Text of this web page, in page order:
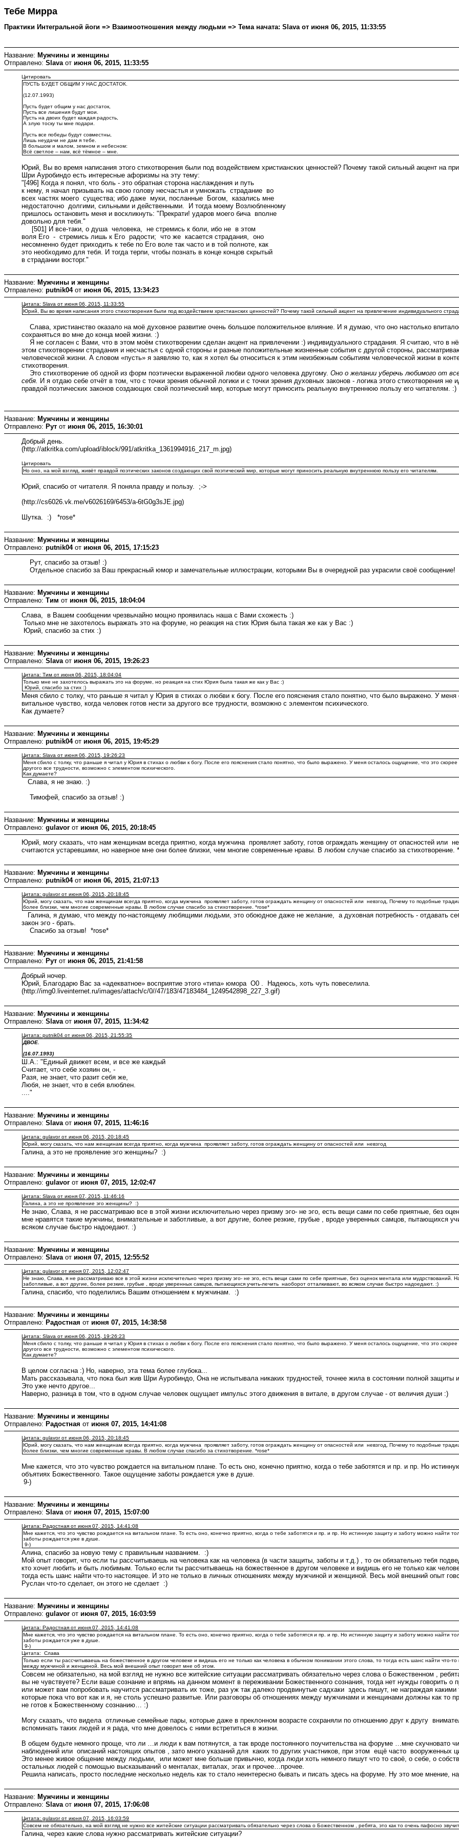
Тебе Мирра
Практики Интегральной йоги => Взаимоотношения между людьми => Тема начата: Slava от июня 06, 2015, 11:33:55
Название: Мужчины и женщины
Отправлено: Slava от июня 06, 2015, 11:33:55
Цитировать
ПУСТЬ БУДЕТ ОБЩИМ У НАС ДОСТАТОК.
(12.07.1993)
Пусть будет общим у нас достаток,
Пусть все лишения будут мои.
Пусть на двоих будет каждая радость,
А злую тоску ты мне подари.
Пусть все победы будут совместны,
Лишь неудачи не дам я тебе.
В большом и малом, земном и небесном:
Всё светлое – нам, всё тёмное – мне.
Юрий, Вы во время написания этого стихотворения были под воздействием христианских ценностей? Почему такой сильный акцент на
Шри Ауробиндо есть интересные афоризмы на эту тему:
"[496] Когда я понял, что боль - это обратная сторона наслаждения и путь
к нему, я начал призывать на свою голову несчастья и умножать страдание во
всех частях моего существа; ибо даже муки, посланные Богом, казались мне
недостаточно долгими, сильными и действенными. И тогда моему Возлюбленному
пришлось остановить меня и воскликнуть: "Прекрати! ударов моего бича вполне
довольно для тебя."
[501] И все-таки, о душа человека, не стремись к боли, ибо не в этом
воля Его - стремись лишь к Его радости; что же касается страдания, оно
несомненно будет приходить к тебе по Его воле так часто и в той полноте, как
это необходимо для тебя. И тогда терпи, чтобы познать в конце концов скрытый
в страдании восторг."
Название: Мужчины и женщины
Отправлено: putnik04от июня 06, 2015, 13:34:23
Цитата: Slava от июня 06, 2015, 11:33:55
Юрий, Вы во время написания этого стихотворения были под воздействием христианских ценностей? Почему такой сильный акцент на привлечение индивидуального
Слава, христианство оказало на моё духовное развитие очень большое положительное влияние. И я думаю, что оно настолько
сохраняться во мне до конца моей жизни. :)
Я не согласен с Вами, что в этом моём стихотворении сделан акцент на привлечении :) индивидуального страдания. Я считаю, что в
этом стихотворении страдания и несчастья с одной стороны и разные положительные жизненные события с другой стороны,
человеческой жизни. А словом «пусть» я заявляю то, как я хотел бы относиться к этим неизбежным событиям человеческой жизни в
стихотворения.
Это стихотворение об одной из форм поэтически выраженной любви одного человека другому.Оно о желании уберечь любимого от
себя.
И я отдаю себе отчёт в том, что с точки зрения обычной логики и с точки зрения духовных законов - логика этого стихотворения
правдой поэтических законов создающих свой поэтический мир, которые могут приносить реальную внутреннюю пользу его читателям. :)
Название: Мужчины и женщины
Отправлено: Рут от июня 06, 2015, 16:30:01
Добрый день.
(http://atkritka.com/upload/iblock/991/atkritka_1361994916_217_m.jpg)
Цитировать
Но оно, на мой взгляд, живёт правдой поэтических законов создающих свой поэтический мир, которые могут приносить реальную внутреннюю пользу его читателям.
Юрий, спасибо от читателя. Я поняла правду и пользу. ;->
(http://cs6026.vk.me/v6026169/6453/a-6tG0g3sJE.jpg)
Шутка. :) *rose*
Название: Мужчины и женщины
Отправлено: putnik04от июня 06, 2015, 17:15:23
Рут, спасибо за отзыв! :)
Отдельное спасибо за Ваш прекрасный юмор и замечательные иллюстрации, которыми Вы в очередной раз украсили своё сообщение!
Название: Мужчины и женщины
Отправлено: Тим от июня 06, 2015, 18:04:04
Слава, в Вашем сообщении чрезвычайно мощно проявилась наша с Вами схожесть :)
Только мне не захотелось выражать это на форуме, но реакция на стих Юрия была такая же как у Вас :)
Юрий, спасибо за стих :)
Название: Мужчины и женщины
Отправлено: Slava от июня 06, 2015, 19:26:23
Цитата: Тим от июня 06, 2015, 18:04:04
Только мне не захотелось выражать это на форуме, но реакция на стих Юрия была такая же как у Вас :)
Юрий, спасибо за стих :)
Меня сбило с толку, что раньше я читал у Юрия в стихах о любви к богу. После его пояснения стало понятно, что было выражено. У
витальное чувство, когда человек готов нести за другого все трудности, возможно с элементом психического.
Как думаете?
Название: Мужчины и женщины
Отправлено: putnik04от июня 06, 2015, 19:45:29
Цитата: Slava от июня 06, 2015, 19:26:23
Меня сбило с толку, что раньше я читал у Юрия в стихах о любви к богу. После его пояснения стало понятно, что было выражено. У меня осталось ощущение, что это скорее
другого все трудности, возможно с элементом психического.
Как думаете?
Слава, я не знаю. :)
Тимофей, спасибо за отзыв! :)
Название: Мужчины и женщины
Отправлено: gulavor от июня 06, 2015, 20:18:45
Юрий, могу сказать, что нам женщинам всегда приятно, когда мужчина проявляет заботу, готов ограждать женщину от опасностей или
считаются устаревшими, но наверное мне они более близки, чем многие современные нравы. В любом случае спасибо за стихотворение.
Название: Мужчины и женщины
Отправлено: putnik04от июня 06, 2015, 21:07:13
Цитата: gulavor от июня 06, 2015, 20:18:45
Юрий, могу сказать, что нам женщинам всегда приятно, когда мужчина проявляет заботу, готов ограждать женщину от опасностей или невзгод, Почему то подобные
более близки, чем многие современные нравы. В любом случае спасибо за стихотворение. *rose*
Галина, я думаю, что между по-настоящему любящими людьми, это обоюдное даже не желание, а духовная потребность - отдавать
закон эго - брать.
Спасибо за отзыв! *rose*
Название: Мужчины и женщины
Отправлено: Рут от июня 06, 2015, 21:41:58
Добрый ночер.
Юрий, Благодарю Вас за «адекватное» восприятие этого «типа» юмора O0 . Надеюсь, хоть чуть повеселила.
(http://img0.liveinternet.ru/images/attach/c/0//47/183/47183484_1249542898_227_3.gif)
Название: Мужчины и женщины
Отправлено: Slava от июня 07, 2015, 11:34:42
Цитата: putnik04 от июня 06, 2015, 21:55:35
ДВОЕ.
(16.07.1993)
Ш.А.: "Единый движет всем, и все же каждый
Считает, что себе хозяин он, -
Разя, не знает, что разит себя же,
Любя, не знает, что в себя влюблен.
...."
Название: Мужчины и женщины
Отправлено: Slava от июня 07, 2015, 11:46:16
Цитата: gulavor от июня 06, 2015, 20:18:45
Юрий, могу сказать, что нам женщинам всегда приятно, когда мужчина проявляет заботу, готов ограждать женщину от опасностей или невзгод
Галина, а это не проявление эго женщины? :)
Название: Мужчины и женщины
Отправлено: gulavor от июня 07, 2015, 12:02:47
Цитата: Slava от июня 07, 2015, 11:46:16
Галина, а это не проявление эго женщины? :)
Не знаю, Слава, я не рассматриваю все в этой жизни исключительно через призму эго- не эго, есть вещи сами по себе приятные, без
мне нравятся такие мужчины, внимательные и заботливые, а вот другие, более резкие, грубые , вроде уверенных самцов, пытающихся
всяком случае быстро надоедают. :)
Название: Мужчины и женщины
Отправлено: Slava от июня 07, 2015, 12:55:52
Цитата: gulavor от июня 07, 2015, 12:02:47
Не знаю, Слава, я не рассматриваю все в этой жизни исключительно через призму эго- не эго, есть вещи сами по себе приятные, без оценок ментала или мудрствований.
заботливые, а вот другие, более резкие, грубые , вроде уверенных самцов, пытающихся учить-лечить наоборот отталкивают, во всяком случае быстро надоедают. :)
Галина, спасибо, что поделились Вашим отношением к мужчинам. :)
Название: Мужчины и женщины
Отправлено: Радостная от июня 07, 2015, 14:38:58
Цитата: Slava от июня 06, 2015, 19:26:23
Меня сбило с толку, что раньше я читал у Юрия в стихах о любви к богу. После его пояснения стало понятно, что было выражено. У меня осталось ощущение, что это скорее
другого все трудности, возможно с элементом психического.
Как думаете?
В целом согласна :) Но, наверно, эта тема более глубока...
Мать рассказывала, что пока был жив Шри Ауробиндо, Она не испытывала никаких трудностей, точнее жила в состоянии полной защиты и
Это уже нечто другое...
Наверно, разница в том, что в одном случае человек ощущает импульс этого движения в витале, в другом случае - от величия души :)
Название: Мужчины и женщины
Отправлено: Радостная от июня 07, 2015, 14:41:08
Цитата: gulavor от июня 06, 2015, 20:18:45
Юрий, могу сказать, что нам женщинам всегда приятно, когда мужчина проявляет заботу, готов ограждать женщину от опасностей или невзгод, Почему то подобные
более близки, чем многие современные нравы. В любом случае спасибо за стихотворение. *rose*
Мне кажется, что это чувство рождается на витальном плане. То есть оно, конечно приятно, когда о тебе заботятся и пр. и пр. Но
объятиях Божественного. Такое ощущение заботы рождается уже в душе.
9-)
Название: Мужчины и женщины
Отправлено: Slava от июня 07, 2015, 15:07:00
Цитата: Радостная от июня 07, 2015, 14:41:08
Мне кажется, что это чувство рождается на витальном плане. То есть оно, конечно приятно, когда о тебе заботятся и пр. и пр. Но истинную защиту и заботу можно найти
заботы рождается уже в душе.
9-)
Алина, спасибо за новую тему с правильным названием. :)
Мой опыт говорит, что если ты рассчитываешь на человека как на человека (в части защиты, заботы и т.д.) , то он обязательно тебя
кто хочет любить и быть любимым. Только если ты рассчитываешь на божественное в другом человеке и видишь его не только как
тогда есть шанс найти что-то настоящее. И это не только в личных отношениях между мужчиной и женщиной. Весь мой внешний опыт
Руслан что-то сделает, он этого не сделает :)
Название: Мужчины и женщины
Отправлено: gulavor от июня 07, 2015, 16:03:59
Цитата: Радостная от июня 07, 2015, 14:41:08
Мне кажется, что это чувство рождается на витальном плане. То есть оно, конечно приятно, когда о тебе заботятся и пр. и пр. Но истинную защиту и заботу можно найти
заботы рождается уже в душе.
9-)
Цитата: Слава
Только если ты рассчитываешь на божественное в другом человеке и видишь его не только как человека в обычном понимании этого слова, то тогда есть шанс найти что-
между мужчиной и женщиной. Весь мой внешний опыт говорит мне об этом.
Совсем не обязательно, на мой взгляд не нужно все житейские ситуации рассматривать обязательно через слова о Божественном ,
вы не чувствуете? Если ваше сознание и впрямь на данном момент в переживании Божественного сознания, тогда нет нужды говорить о
или может вам попробовать научится рассматривать их тоже, раз уж так далеко продвинутые садхаки здесь пишут, не награждая какими
которые пока что вот как и я, не столь успешно развитые. Или разговоры об отношениях между мужчинами и женщинами должны как то
не готов к Божественному сознанию… :)
Могу сказать, что видела отличные семейные пары, которые даже в преклонном возрасте сохраняли по отношению друг к другу
вспоминать таких людей и я рада, что мне довелось с ними встретиться в жизни.
В общем будьте немного проще, что ли …и люди к вам потянутся, а так вроде постоянного поучительства на форуме …мне скучновато
наблюдений или описаний настоящих опытов , зато много указаний для каких то других участников, при этом ещё часто вооруженных
Это менее живое общение между людьми, или может мне больше привычно, когда люди хоть немного пишут что то своё, о себе, о
остальных людей с помощью высказываний о менталах, виталах, эгах и прочее…прочее.
Решила написать, просто последние несколько недель как то стало неинтересно бывать и писать здесь на форуме. Ну это мое мнение,
Название: Мужчины и женщины
Отправлено: Slava от июня 07, 2015, 17:06:08
Цитата: gulavor от июня 07, 2015, 16:03:59
Совсем не обязательно, на мой взгляд не нужно все житейские ситуации рассматривать обязательно через слова о Божественном , ребята, это как то очень пафосно
Галина, через какие слова нужно рассматривать житейские ситуации?